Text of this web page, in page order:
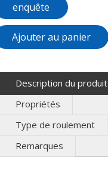
enquête
Ajouter au panier
Description du produit
Propriétés
Type de roulement
Remarques